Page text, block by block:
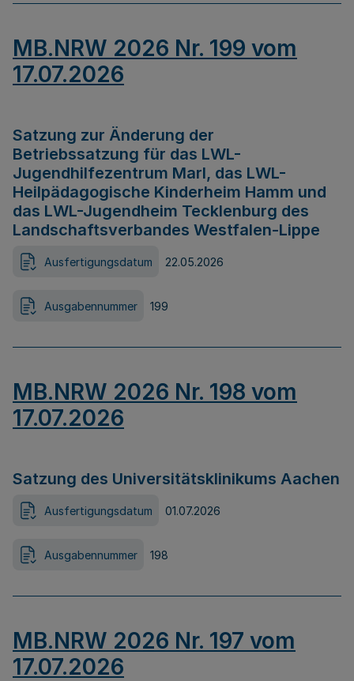
MB.NRW 2026 Nr. 199 vom
17.07.2026
Satzung zur Änderung der
Betriebssatzung für das LWL-
Jugendhilfezentrum Marl, das LWL-
Heilpädagogische Kinderheim Hamm und
das LWL-Jugendheim Tecklenburg des
Landschaftsverbandes Westfalen-Lippe
Ausfertigungsdatum 22.05.2026
Ausgabennummer 199
MB.NRW 2026 Nr. 198 vom
17.07.2026
Satzung des Universitätsklinikums Aachen
Ausfertigungsdatum 01.07.2026
Ausgabennummer 198
MB.NRW 2026 Nr. 197 vom
17.07.2026